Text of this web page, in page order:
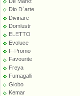
Dio D`arte
Divinare
Domlustr
ELETTO
Evoluce
F-Promo
Favourite
Freya
Fumagalli
Globo
Kemar